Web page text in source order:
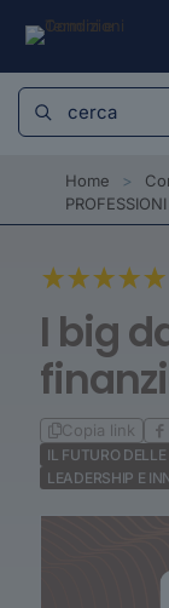
Home >
PROFESSIONI
I big
Copia link
IL FUTURO
LEADERSHIP E